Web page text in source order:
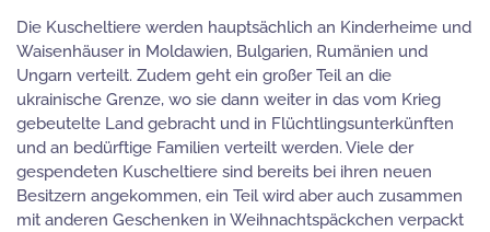
Die Kuscheltiere werden hauptsächlich an Kinderheime und
Waisenhäuser in Moldawien, Bulgarien, Rumänien und
Ungarn verteilt. Zudem geht ein großer Teil an die
ukrainische Grenze, wo sie dann weiter in das vom Krieg
gebeutelte Land gebracht und in Flüchtlingsunterkünften
und an bedürftige Familien verteilt werden. Viele der
gespendeten Kuscheltiere sind bereits bei ihren neuen
Besitzern angekommen, ein Teil wird aber auch zusammen
mit anderen Geschenken in Weihnachtspäckchen verpackt